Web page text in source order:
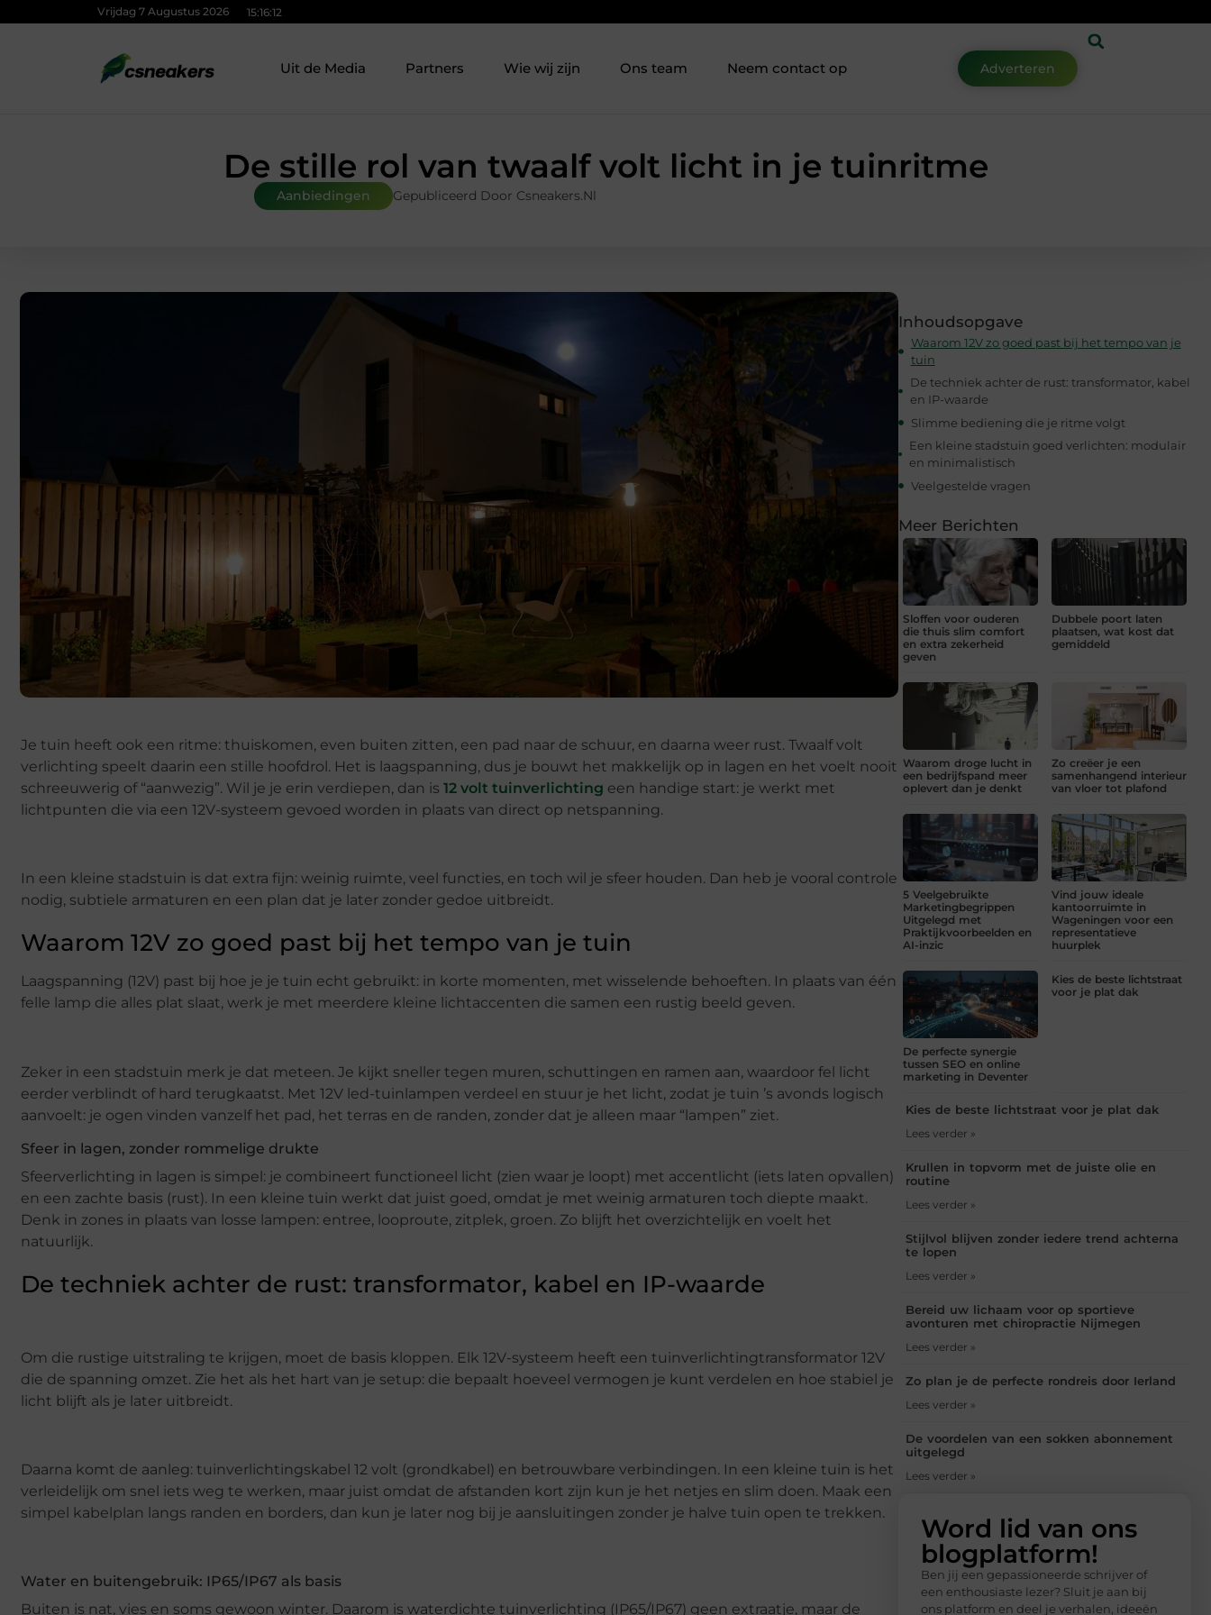
Vrijdag 7 Augustus 2026 15:16:13
Uit de Media Partners Wie wij zijn Ons team Neem contact op Adverteren
De stille rol van twaalf volt licht in je tuinritme
Aanbiedingen Gepubliceerd Door Csneakers.nl
Je tuin heeft ook een ritme: thuiskomen, even buiten zitten, een pad naar de schuur, en daarna weer rust. Twaalf volt
verlichting speelt daarin een stille hoofdrol. Het is laagspanning, dus je bouwt het makkelijk op in lagen en het voelt nooit
schreeuwerig of “aanwezig”. Wil je je erin verdiepen, dan is 12 volt tuinverlichting een handige start: je werkt met
lichtpunten die via een 12V-systeem gevoed worden in plaats van direct op netspanning.
In een kleine stadstuin is dat extra fijn: weinig ruimte, veel functies, en toch wil je sfeer houden. Dan heb je vooral controle
nodig, subtiele armaturen en een plan dat je later zonder gedoe uitbreidt.
Waarom 12V zo goed past bij het tempo van je tuin
Laagspanning (12V) past bij hoe je je tuin echt gebruikt: in korte momenten, met wisselende behoeften. In plaats van één
felle lamp die alles plat slaat, werk je met meerdere kleine lichtaccenten die samen een rustig beeld geven.
Zeker in een stadstuin merk je dat meteen. Je kijkt sneller tegen muren, schuttingen en ramen aan, waardoor fel licht
eerder verblindt of hard terugkaatst. Met 12V led-tuinlampen verdeel en stuur je het licht, zodat je tuin ’s avonds logisch
aanvoelt: je ogen vinden vanzelf het pad, het terras en de randen, zonder dat je alleen maar “lampen” ziet.
Sfeer in lagen, zonder rommelige drukte
Sfeerverlichting in lagen is simpel: je combineert functioneel licht (zien waar je loopt) met accentlicht (iets laten opvallen)
en een zachte basis (rust). In een kleine tuin werkt dat juist goed, omdat je met weinig armaturen toch diepte maakt.
Denk in zones in plaats van losse lampen: entree, looproute, zitplek, groen. Zo blijft het overzichtelijk en voelt het
natuurlijk.
De techniek achter de rust: transformator, kabel en IP-waarde
Om die rustige uitstraling te krijgen, moet de basis kloppen. Elk 12V-systeem heeft een tuinverlichtingtransformator 12V
die de spanning omzet. Zie het als het hart van je setup: die bepaalt hoeveel vermogen je kunt verdelen en hoe stabiel je
licht blijft als je later uitbreidt.
Daarna komt de aanleg: tuinverlichtingskabel 12 volt (grondkabel) en betrouwbare verbindingen. In een kleine tuin is het
verleidelijk om snel iets weg te werken, maar juist omdat de afstanden kort zijn kun je het netjes en slim doen. Maak een
simpel kabelplan langs randen en borders, dan kun je later nog bij je aansluitingen zonder je halve tuin open te trekken.
Water en buitengebruik: IP65/IP67 als basis
Buiten is nat, vies en soms gewoon winter. Daarom is waterdichte tuinverlichting (IP65/IP67) geen extraatje, maar de
Inhoudsopgave
Waarom 12V zo goed past bij het tempo van je
tuin
De techniek achter de rust: transformator, kabel
en IP-waarde
Slimme bediening die je ritme volgt
Een kleine stadstuin goed verlichten: modulair
en minimalistisch
Veelgestelde vragen
Meer Berichten
Sloffen voor ouderen
die thuis slim comfort
en extra zekerheid
geven
Dubbele poort laten
plaatsen, wat kost dat
gemiddeld
Waarom droge lucht in
een bedrijfspand meer
oplevert dan je denkt
Zo creëer je een
samenhangend interieur
van vloer tot plafond
5 Veelgebruikte
Marketingbegrippen
Uitgelegd met
Praktijkvoorbeelden en
AI-inzic
Vind jouw ideale
kantoorruimte in
Wageningen voor een
representatieve
huurplek
De perfecte synergie
tussen SEO en online
marketing in Deventer
Kies de beste lichtstraat
voor je plat dak
Kies de beste lichtstraat voor je plat dak
Lees verder »
Krullen in topvorm met de juiste olie en
routine
Lees verder »
Stijlvol blijven zonder iedere trend achterna
te lopen
Lees verder »
Bereid uw lichaam voor op sportieve
avonturen met chiropractie Nijmegen
Lees verder »
Zo plan je de perfecte rondreis door Ierland
Lees verder »
De voordelen van een sokken abonnement
uitgelegd
Lees verder »
Word lid van ons
blogplatform!
Ben jij een gepassioneerde schrijver of
een enthousiaste lezer? Sluit je aan bij
ons platform en deel je verhalen, ideeën